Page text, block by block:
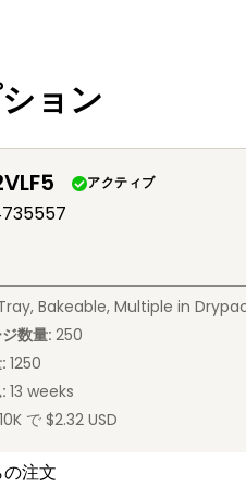
ョン
アクティブ
Bakeable, Multiple in
数量: 250
: 1250
: 13 weeks
10K で $2.32 USD
注文